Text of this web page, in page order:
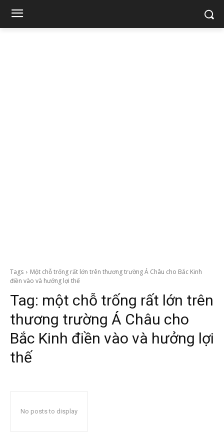
Tags
Một chỗ trống rất lớn trên thương trường Á Châu cho Bắc Kinh
điền vào và hưởng lợi thế
Tag: một chỗ trống rất lớn trên
thương trường Á Châu cho
Bắc Kinh điền vào và hưởng lợi
thế
No posts to display